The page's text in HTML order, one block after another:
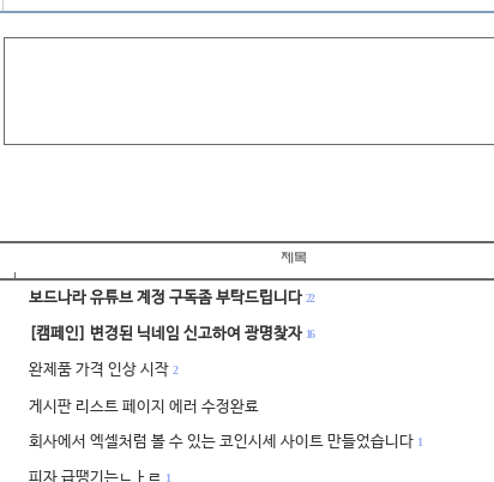
보드나라 유튜브 계정 구독좀 부탁드립니다 22
[캠페인] 변경된 닉네임 신고하여 광명찾자 16
완제품 가격 인상 시작 2
게시판 리스트 페이지 에러 수정완료
회사에서 엑셀처럼 볼 수 있는 코인시세 사이트 만들었습니다 1
피자 급땡기는ㄴㅏㄹ 1